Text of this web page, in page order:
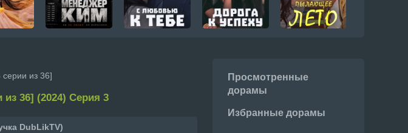
из 36]
из 36] (2024) Серия 3
DubLikTV)
Просмотренные
дорамы
Избранные дорамы